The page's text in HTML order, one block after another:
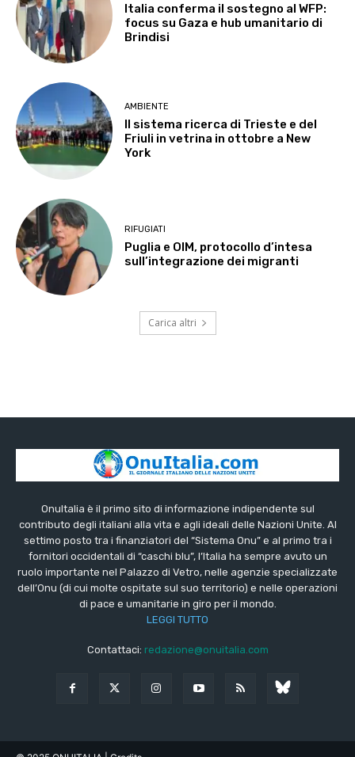
Italia conferma il sostegno al WFP:
focus su Gaza e hub umanitario di
Brindisi
AMBIENTE
Il sistema ricerca di Trieste e del
Friuli in vetrina in ottobre a New
York
RIFUGIATI
Puglia e OIM, protocollo d’intesa
sull’integrazione dei migranti
Carica altri
OnuItalia è il primo sito di informazione indipendente sul
contributo degli italiani alla vita e agli ideali delle Nazioni Unite. Al
settimo posto tra i finanziatori del “Sistema Onu” e al primo tra i
fornitori occidentali di “caschi blu”, l’Italia ha sempre avuto un
ruolo importante nel Palazzo di Vetro, nelle agenzie specializzate
dell’Onu (di cui molte ospitate sul suo territorio) e nelle operazioni
di pace e umanitarie in giro per il mondo.
LEGGI TUTTO
Contattaci: redazione@onuitalia.com